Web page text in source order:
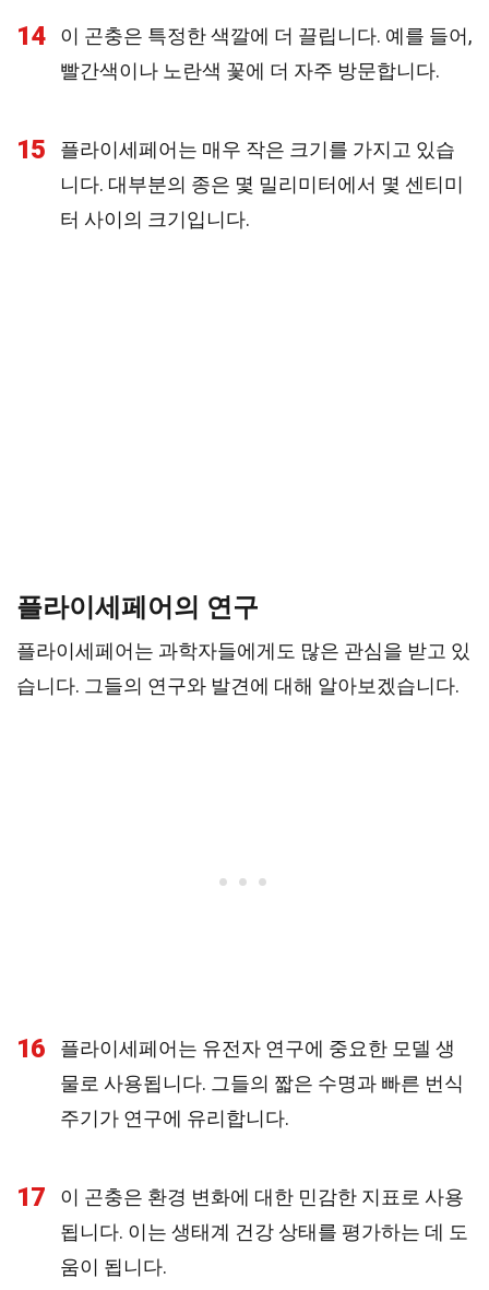
14
이 곤충은 특정한 색깔에 더 끌립니다. 예를 들어,
빨간색이나 노란색 꽃에 더 자주 방문합니다.
15
플라이세페어는 매우 작은 크기를 가지고 있습
니다. 대부분의 종은 몇 밀리미터에서 몇 센티미
터 사이의 크기입니다.
플라이세페어의 연구
플라이세페어는 과학자들에게도 많은 관심을 받고 있
습니다. 그들의 연구와 발견에 대해 알아보겠습니다.
16
플라이세페어는 유전자 연구에 중요한 모델 생
물로 사용됩니다. 그들의 짧은 수명과 빠른 번식
주기가 연구에 유리합니다.
17
이 곤충은 환경 변화에 대한 민감한 지표로 사용
됩니다. 이는 생태계 건강 상태를 평가하는 데 도
움이 됩니다.